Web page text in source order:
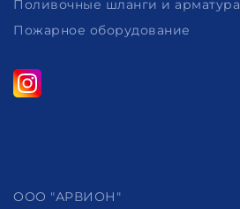
Поливочные шланги и арматура
Пожарное оборудование
ООО "АРВИОН"